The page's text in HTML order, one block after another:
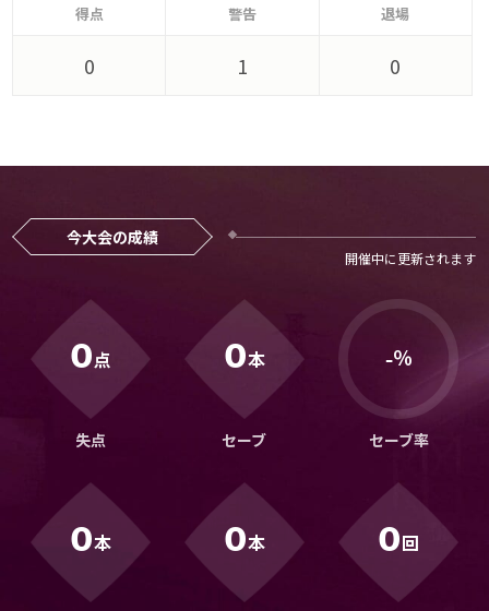
ご利用にあたって
プライバシーポリシー
お問い合わせ
得点
0
警告
1
退場
0
今大会の成績
0点
失点
0本
セーブ
-％
セーブ率
0本 0本 0回